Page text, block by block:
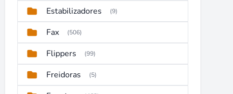
Estabilizadores (9)
Fax (506)
Flippers (99)
Freidoras (5)